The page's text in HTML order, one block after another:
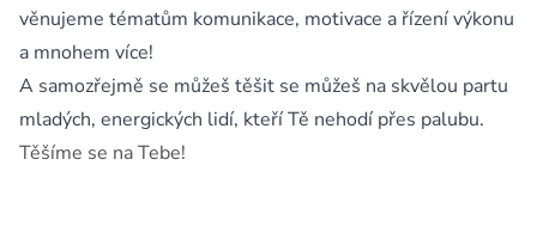
věnujeme tématům komunikace, motivace a řízení výkonu
a mnohem více!
A samozřejmě se můžeš těšit se můžeš na skvělou partu
mladých, energických lidí, kteří Tě nehodí přes palubu.
Těšíme se na Tebe!